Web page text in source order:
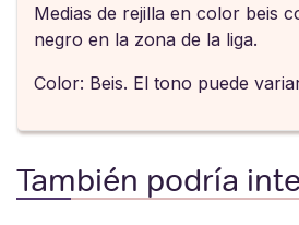
Medias de rejilla en color beis
negro en la zona de la liga.
Color: Beis. El tono puede
También podría